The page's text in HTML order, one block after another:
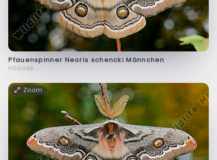
Pfauenspinner Neoris schencki Männchen
f109065
Zoom